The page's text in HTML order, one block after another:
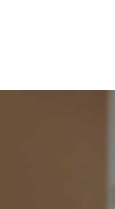
地図
ニュ